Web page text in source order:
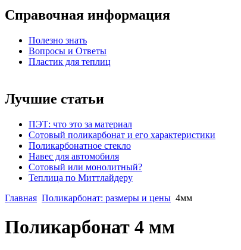
Справочная информация
Полезно знать
Вопросы и Ответы
Пластик для теплиц
Лучшие статьи
ПЭТ: что это за материал
Сотовый поликарбонат и его характеристики
Поликарбонатное стекло
Навес для автомобиля
Сотовый или монолитный?
Теплица по Миттлайдеру
Главная Поликарбонат: размеры и цены 4мм
Поликарбонат 4 мм